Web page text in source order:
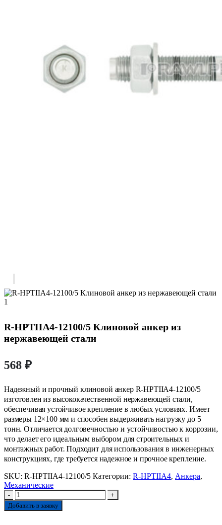
R-HPTIIA4-12100/5 Клиновой анкер из
нержавеющей стали
568 ₽
Надежный и прочный клиновой анкер R-HPTIIA4-12100/5
изготовлен из высококачественной нержавеющей стали,
обеспечивая устойчивое крепление в любых условиях. Имеет
размеры 12×100 мм и способен выдерживать нагрузку до 5
тонн. Отличается долговечностью и устойчивостью к коррозии,
что делает его идеальным выбором для строительных и
монтажных работ. Подходит для использования в инженерных
конструкциях, где требуется надежное и прочное крепление.
SKU: R-HPTIIA4-12100/5 Категории: R-HPTIIA4, Анкера,
Механические
-
+
Добавить в заявку